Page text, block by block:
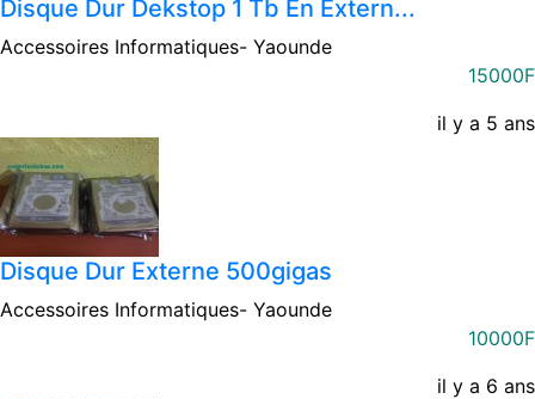
Disque Dur Dekstop 1 Tb En Extern...
Accessoires Informatiques- Yaounde
15000F
il y a 5 ans
Disque Dur Externe 500gigas
Accessoires Informatiques- Yaounde
10000F
il y a 6 ans